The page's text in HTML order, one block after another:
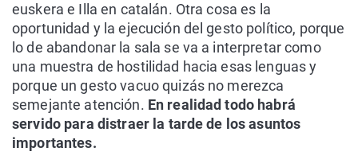
euskera e Illa en catalán. Otra cosa es la
oportunidad y la ejecución del gesto político, porque
lo de abandonar la sala se va a interpretar como
una muestra de hostilidad hacia esas lenguas y
porque un gesto vacuo quizás no merezca
semejante atención. En realidad todo habrá
servido para distraer la tarde de los asuntos
importantes.